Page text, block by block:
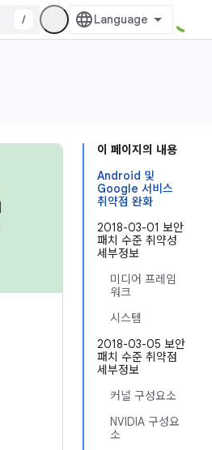
/
이 페이지의 내용
Android 및
Google 서비스
취약점 완화
2018-03-01 보안
패치 수준 취약성
세부정보
미디어 프레임
워크
시스템
2018-03-05 보안
패치 수준 취약점
세부정보
커널 구성요소
NVIDIA 구성요
소